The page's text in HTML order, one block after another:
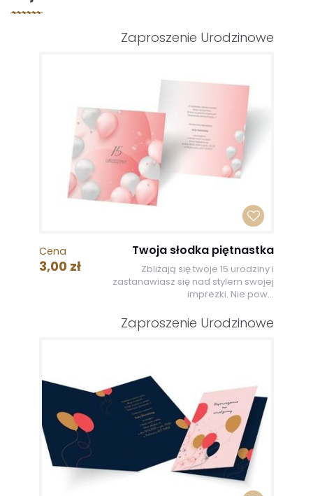
Zaproszenie Urodzinowe
Cena
3,00 zł
Twoja słodka piętnastka
Zbliżają się twoje 15 urodziny i
zastanawiasz się nad stylem swojej
imprezki. Nie pow...
Zaproszenie Urodzinowe